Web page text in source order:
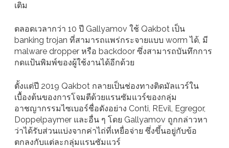
เติม
ตลอดเวลากว่า 10 ปี Gallyamov ใช้ Qakbot เป็น
banking trojan ที่สามารถแพร่กระจายแบบ worm ได้, มี
malware dropper หรือ backdoor ซึ่งสามารถบันทึกการ
กดแป้นพิมพ์ของผู้ใช้งานได้อีกด้วย
ตั้งแต่ปี 2019 Qakbot กลายเป็นช่องทางติดมัลแวร์ใน
เบื้องต้นของการโจมตีด้วยแรนซัมแวร์ของกลุ่ม
อาชญากรรมไซเบอร์ชื่อดังอย่าง Conti, REvil, Egregor,
Doppelpaymer และอื่น ๆ โดย Gallyamov ถูกกล่าวหา
ว่าได้รับส่วนแบ่งจากค่าไถ่ที่เหยื่อจ่าย ซึ่งขึ้นอยู่กับข้อ
ตกลงกับแต่ละกลุ่มแรนซัมแวร์